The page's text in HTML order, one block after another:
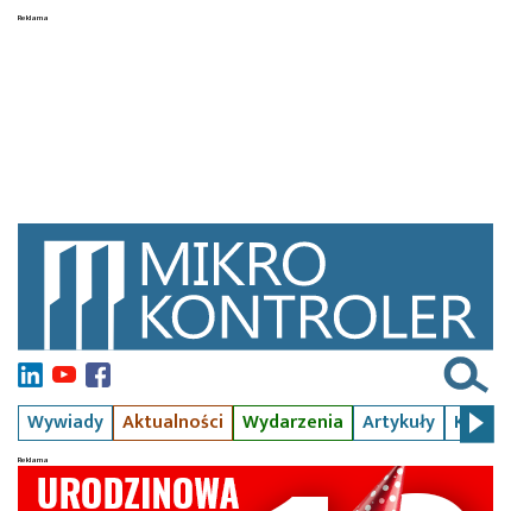
Wywiady Aktualności Wydarzenia Artykuły Kursy